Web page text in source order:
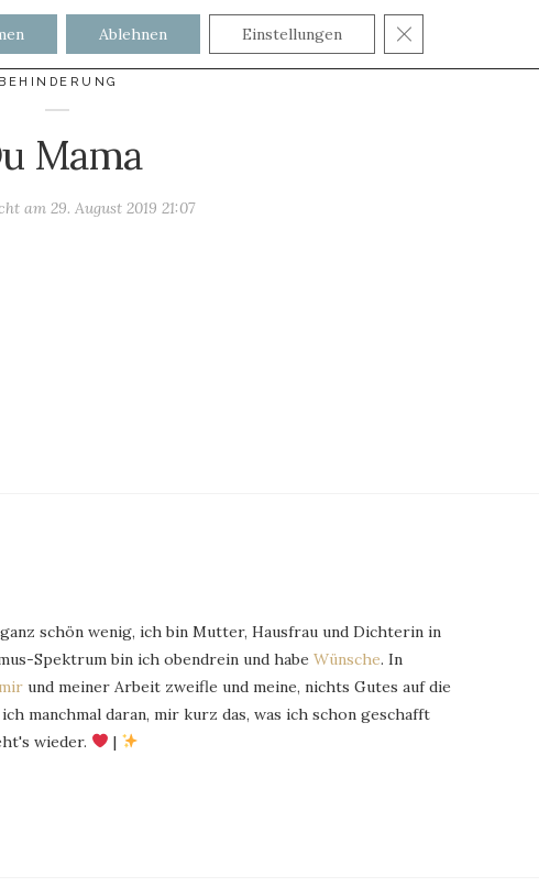
BEHINDERUNG
Mama
am 29. August 2019 21:07
schön wenig, ich bin Mutter, Hausfrau und Dichterin in
Spektrum bin ich obendrein und habeWünsche. In
mir und meiner Arbeit zweifle und meine, nichts Gutes auf die
manchmal daran, mir kurz das, was ich schon geschafft
wieder.
|
Ablehnen Einstellungen GDPR